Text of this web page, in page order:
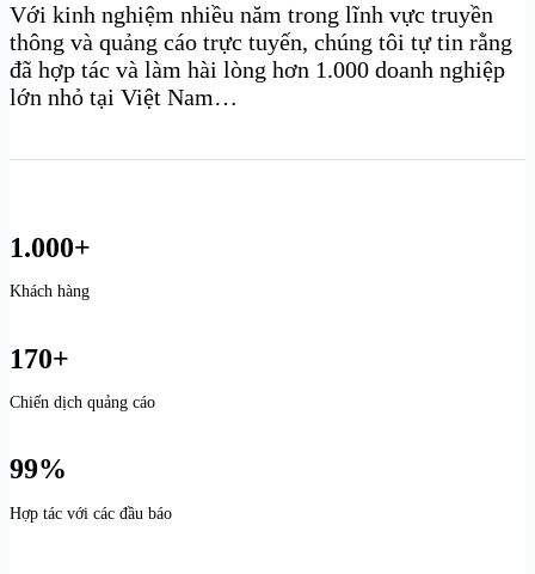
Với kinh nghiệm nhiều năm trong lĩnh vực truyền
thông và quảng cáo trực tuyến, chúng tôi tự tin rằng
đã hợp tác và làm hài lòng hơn 1.000 doanh nghiệp
lớn nhỏ tại Việt Nam…
1.000+
Khách hàng
170+
Chiến dịch quảng cáo
99%
Hợp tác với các đầu báo